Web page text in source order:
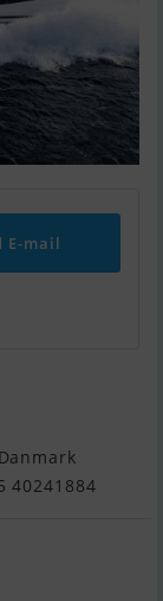
E-mail
40241884